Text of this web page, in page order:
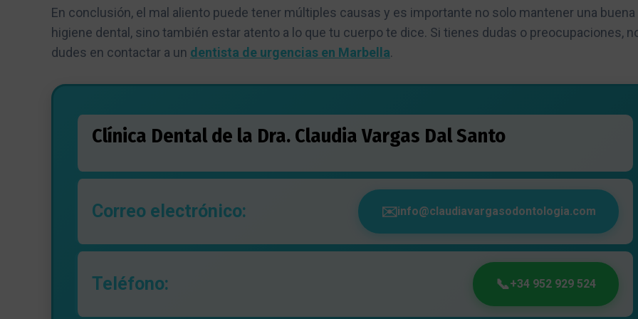
En conclusión, el mal aliento puede tener múltiples causas y es importante no solo mantener una buena
higiene dental, sino también estar atento a lo que tu cuerpo te dice. Si tienes dudas o preocupaciones,
dudes en contactar a un dentista de urgencias en Marbella.
Clínica Dental de la Dra. Claudia Vargas Dal Santo
Correo electrónico: info@claudiavargasodontologia.com
Teléfono: +34 952 929 524